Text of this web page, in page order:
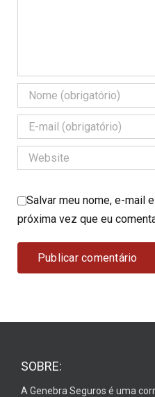
Salvar meu nome, e-mail
próxima vez que eu
SOBRE:
A Genebra Seguros é uma